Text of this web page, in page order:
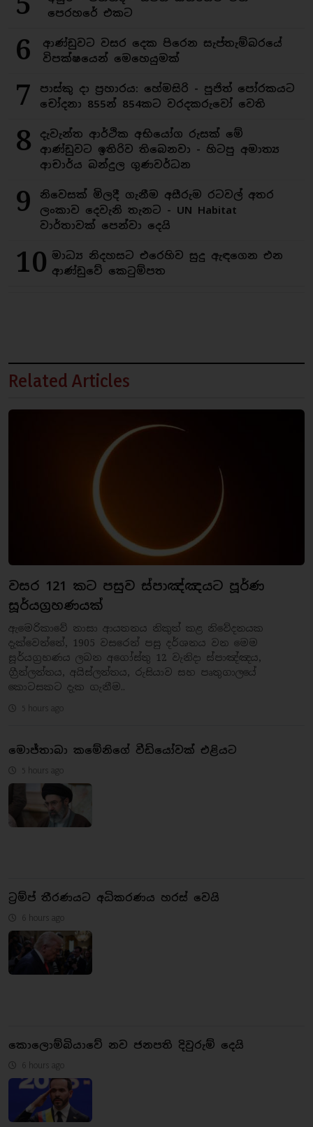
පෙරහරේ එකට
6
ආණ්ඩුවට වසර දෙක පිරෙන සැප්තැම්බරයේ
විපක්ෂයෙන් මෙහෙයුමක්
7
පාස්කු දා ප්‍රහාරය: හේමසිරි - පූජිත් පෝරකයට
චෝදනා 855න් 854කට වරදකරුවෝ වෙති
8
දැවැන්ත ආර්ථික අභියෝග රුසක් මේ
ආණ්ඩුවට ඉතිරිව තිබෙනවා - හිටපු අමාත්‍ය
ආචාර්ය බන්දුල ගුණවර්ධන
9
නිවෙසක් මිලදී ගැනීම අසීරුම රටවල් අතර
ලංකාව දෙවැනි තැනට - UN Habitat
වාර්තාවක් පෙන්වා දෙයි
10 මාධ්‍ය නිදහසට එරෙහිව සුදු ඇඳගෙන එන
ආණ්ඩුවේ කෙටුම්පත
Related Articles
වසර 121 කට පසුව ස්පාඤ්ඤයට පූර්ණ
සූර්යග්‍රහණයක්
ඇමෙරිකාවේ නාසා ආයතනය නිකුත් කළ නිවේදනයක
දැක්වෙන්නේ, 1905 වසරෙන් පසු දර්ශනය වන මෙම
සූර්යග්‍රහණය ලබන අගෝස්තු 12 වැනිදා ස්පාඤ්ඤය,
ග්‍රීන්ලන්තය, අයිස්ලන්තය, රුසියාව සහ පෘතුගාලයේ
කොටසකට දැක ගැනීම..
5 hours ago
මොජ්තාබා කමේනිගේ වීඩියෝවක් එළියට
5 hours ago
ට්‍රම්ප් තීරණයට අධිකරණය හරස් වෙයි
6 hours ago
කොලොම්බියාවේ නව ජනපති දිවුරුම් දෙයි
6 hours ago